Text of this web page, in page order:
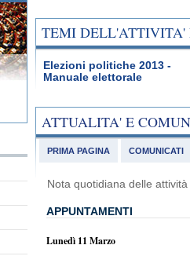
TEMI DELL'ATTIVITA'
Elezioni politiche 2013 -
Manuale elettorale
ATTUALITA' E
PRIMA PAGINA COMUNICATI
Nota quotidiana delle
APPUNTAMENTI
Lunedì 11 Marzo